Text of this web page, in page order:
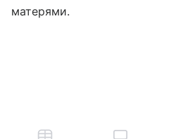
матерями.